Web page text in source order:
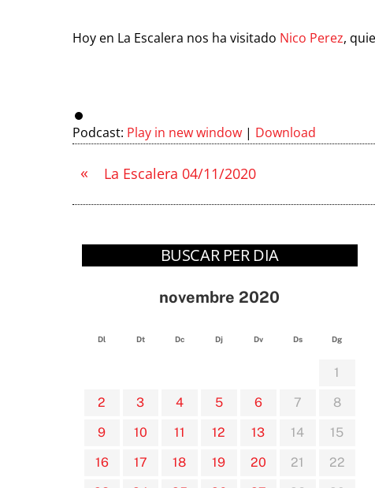
Hoy en La Escalera nos ha visitado Nico Perez,
Podcast: Play in new window | Download
« La Escalera 04/11/2020
BUSCAR PER DIA
novembre 2020
Dl Dt Dc Dj Dv Ds Dg
1
2
3 4 5 6 7
8
9
10 11 12 13 14
15
16
17 18 19 20 21
22